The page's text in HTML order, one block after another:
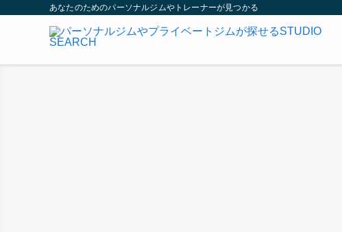
あなたのためのパーソナルジムやトレーナーが見つかる